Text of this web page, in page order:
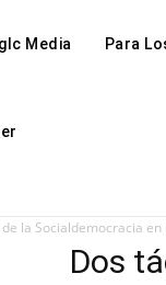
Media Para
la Socialdemocracia
Dos